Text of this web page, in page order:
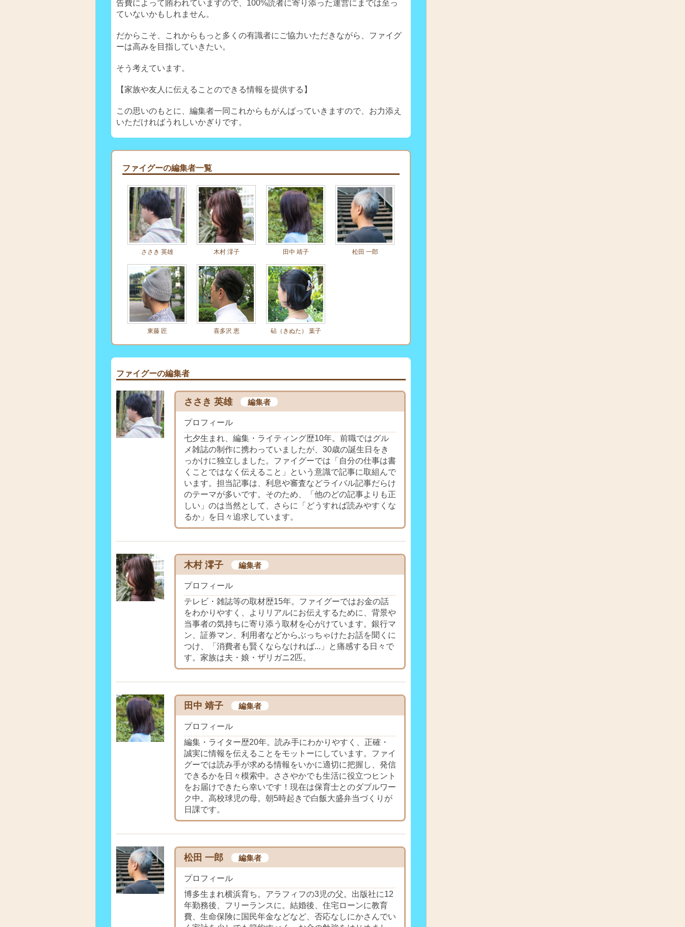
告費によって賄われていますので、100%読者に寄り添った運営にまでは至っ
ていないかもしれません。
だからこそ、これからもっと多くの有識者にご協力いただきながら、ファイグ
ーは高みを目指していきたい。
そう考えています。
【家族や友人に伝えることのできる情報を提供する】
この思いのもとに、編集者一同これからもがんばっていきますので、お力添え
いただければうれしいかぎりです。
ファイグーの編集者一覧
ささき 英雄 木村 澪子 田中 靖子 松田 一郎
東藤 匠 喜多沢 恵 砧（きぬた） 葉子
ファイグーの編集者
ささき 英雄 編集者
プロフィール
七夕生まれ、編集・ライティング歴10年。前職ではグル
メ雑誌の制作に携わっていましたが、30歳の誕生日をき
っかけに独立しました。ファイグーでは「自分の仕事は書
くことではなく伝えること」という意識で記事に取組んで
います。担当記事は、利息や審査などライバル記事だらけ
のテーマが多いです。そのため、「他のどの記事よりも正
しい」のは当然として、さらに「どうすれば読みやすくな
るか」を日々追求しています。
木村 澪子 編集者
プロフィール
テレビ・雑誌等の取材歴15年。ファイグーではお金の話
をわかりやすく、よりリアルにお伝えするために、背景や
当事者の気持ちに寄り添う取材を心がけています。銀行マ
ン、証券マン、利用者などからぶっちゃけたお話を聞くに
つけ、「消費者も賢くならなければ...」と痛感する日々で
す。家族は夫・娘・ザリガニ2匹。
田中 靖子 編集者
プロフィール
編集・ライター歴20年。読み手にわかりやすく、正確・
誠実に情報を伝えることをモットーにしています。ファイ
グーでは読み手が求める情報をいかに適切に把握し、発信
できるかを日々模索中。ささやかでも生活に役立つヒント
をお届けできたら幸いです！現在は保育士とのダブルワー
ク中。高校球児の母。朝5時起きで白飯大盛弁当づくりが
日課です。
松田 一郎 編集者
プロフィール
博多生まれ横浜育ち。アラフィフの3児の父。出版社に12
年勤務後、フリーランスに。結婚後、住宅ローンに教育
費、生命保険に国民年金などなど、否応なしにかさんでい